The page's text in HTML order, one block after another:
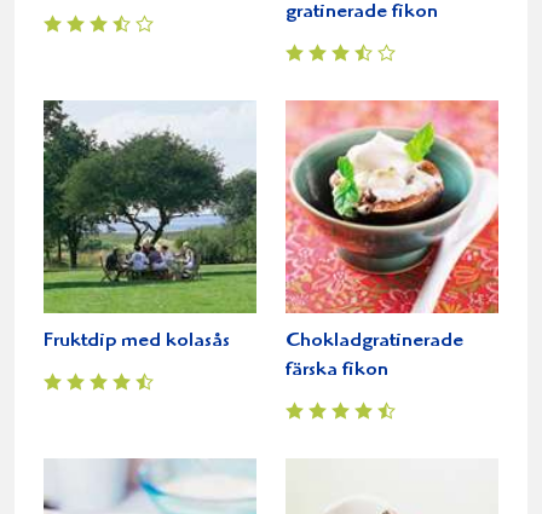
gratinerade fikon
Fruktdip med kolasås
Chokladgratinerade
färska fikon